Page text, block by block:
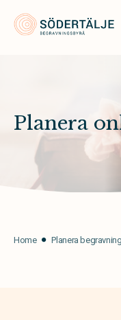
Planera
Home Planera begravning